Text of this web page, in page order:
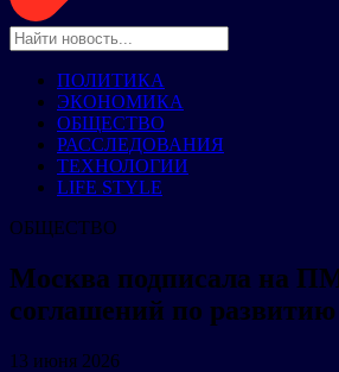
ПОЛИТИКА
ЭКОНОМИКА
ОБЩЕСТВО
РАССЛЕДОВАНИЯ
ТЕХНОЛОГИИ
LIFE STYLE
ОБЩЕСТВО
Москва подписала на
соглашений по
13 июня 2026